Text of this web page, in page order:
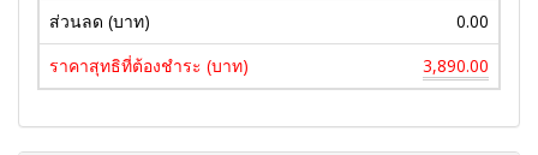
ส่วนลด (บาท)
0.00
ราคาสุทธิที่ต้องชำระ (บาท)
3,890.00